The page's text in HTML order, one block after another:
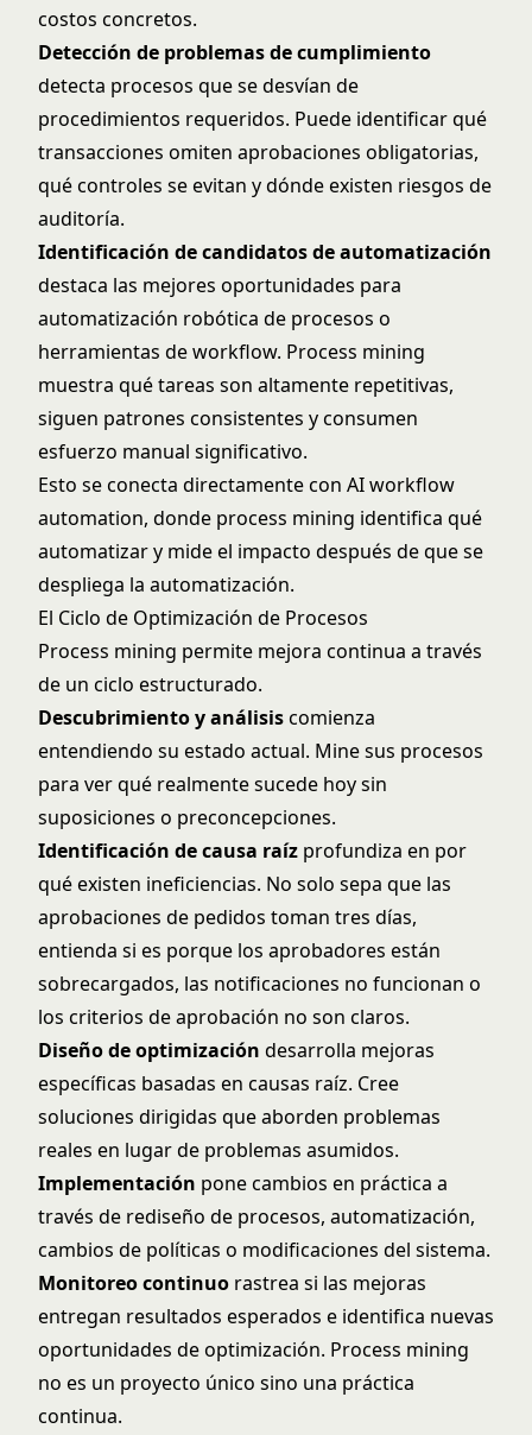
costos concretos.
Detección de problemas de cumplimiento
detecta procesos que se desvían de
procedimientos requeridos. Puede identificar qué
transacciones omiten aprobaciones obligatorias,
qué controles se evitan y dónde existen riesgos de
auditoría.
Identificación de candidatos de automatización
destaca las mejores oportunidades para
automatización robótica de procesos o
herramientas de workflow. Process mining
muestra qué tareas son altamente repetitivas,
siguen patrones consistentes y consumen
esfuerzo manual significativo.
Esto se conecta directamente con AI workflow
automation, donde process mining identifica qué
automatizar y mide el impacto después de que se
despliega la automatización.
El Ciclo de Optimización de Procesos
Process mining permite mejora continua a través
de un ciclo estructurado.
Descubrimiento y análisiscomienza
entendiendo su estado actual. Mine sus procesos
para ver qué realmente sucede hoy sin
suposiciones o preconcepciones.
Identificación de causa raíz profundiza en por
qué existen ineficiencias. No solo sepa que las
aprobaciones de pedidos toman tres días,
entienda si es porque los aprobadores están
sobrecargados, las notificaciones no funcionan o
los criterios de aprobación no son claros.
Diseño de optimización desarrolla mejoras
específicas basadas en causas raíz. Cree
soluciones dirigidas que aborden problemas
reales en lugar de problemas asumidos.
Implementación pone cambios en práctica a
través de rediseño de procesos, automatización,
cambios de políticas o modificaciones del sistema.
Monitoreo continuo rastrea si las mejoras
entregan resultados esperados e identifica nuevas
oportunidades de optimización. Process mining
no es un proyecto único sino una práctica
continua.